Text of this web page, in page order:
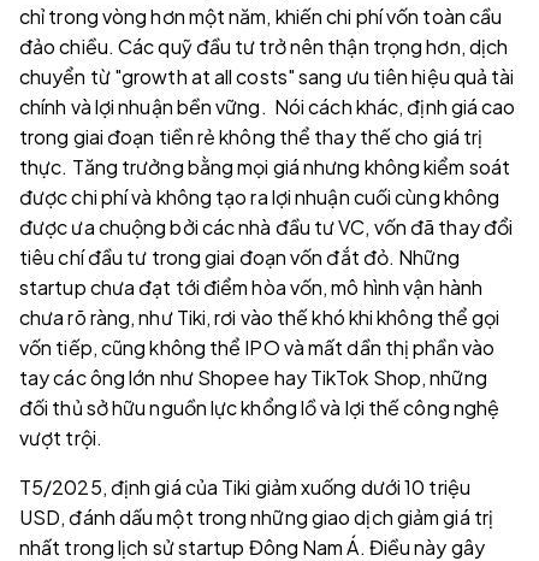
chỉ trong vòng hơn một năm, khiến chi phí vốn toàn cầu
đảo chiều. Các quỹ đầu tư trở nên thận trọng hơn, dịch
chuyển từ "growth at all costs" sang ưu tiên hiệu quả tài
chính và lợi nhuận bền vững. Nói cách khác, định giá cao
trong giai đoạn tiền rẻ không thể thay thế cho giá trị
thực. Tăng trưởng bằng mọi giá nhưng không kiểm soát
được chi phí và không tạo ra lợi nhuận cuối cùng không
được ưa chuộng bởi các nhà đầu tư VC, vốn đã thay đổi
tiêu chí đầu tư trong giai đoạn vốn đắt đỏ. Những
startup chưa đạt tới điểm hòa vốn, mô hình vận hành
chưa rõ ràng, như Tiki, rơi vào thế khó khi không thể gọi
vốn tiếp, cũng không thể IPO và mất dần thị phần vào
tay các ông lớn như Shopee hay TikTok Shop, những
đối thủ sở hữu nguồn lực khổng lồ và lợi thế công nghệ
vượt trội.
T5/2025, định giá của Tiki giảm xuống dưới 10 triệu
USD, đánh dấu một trong những giao dịch giảm giá trị
nhất trong lịch sử startup Đông Nam Á. Điều này gây